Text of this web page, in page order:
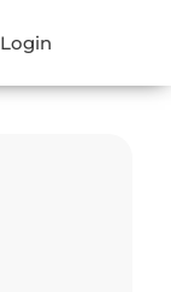
Login